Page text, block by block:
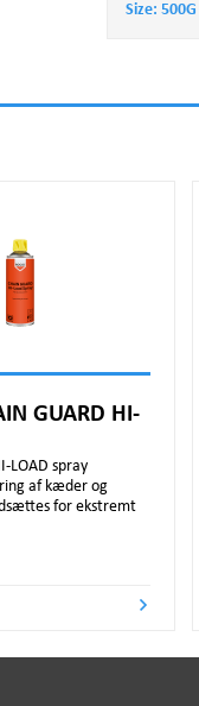
Size: 500G
GUARD HI-
LOAD spray
af kæder og
for ekstremt